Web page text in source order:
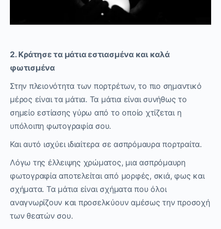
2. Κράτησε τα μάτια εστιασμένα και καλά
φωτισμένα
Στην πλειονότητα των πορτρέτων, το πιο σημαντικό
μέρος είναι τα μάτια. Τα μάτια είναι συνήθως το
σημείο εστίασης γύρω από το οποίο χτίζεται η
υπόλοιπη φωτογραφία σου.
Και αυτό ισχύει ιδιαίτερα σε ασπρόμαυρα πορτραίτα.
Λόγω της έλλειψης χρώματος, μια ασπρόμαυρη
φωτογραφία αποτελείται από μορφές, σκιά, φως και
σχήματα. Τα μάτια είναι σχήματα που όλοι
αναγνωρίζουν και προσελκύουν αμέσως την προσοχή
των θεατών σου.